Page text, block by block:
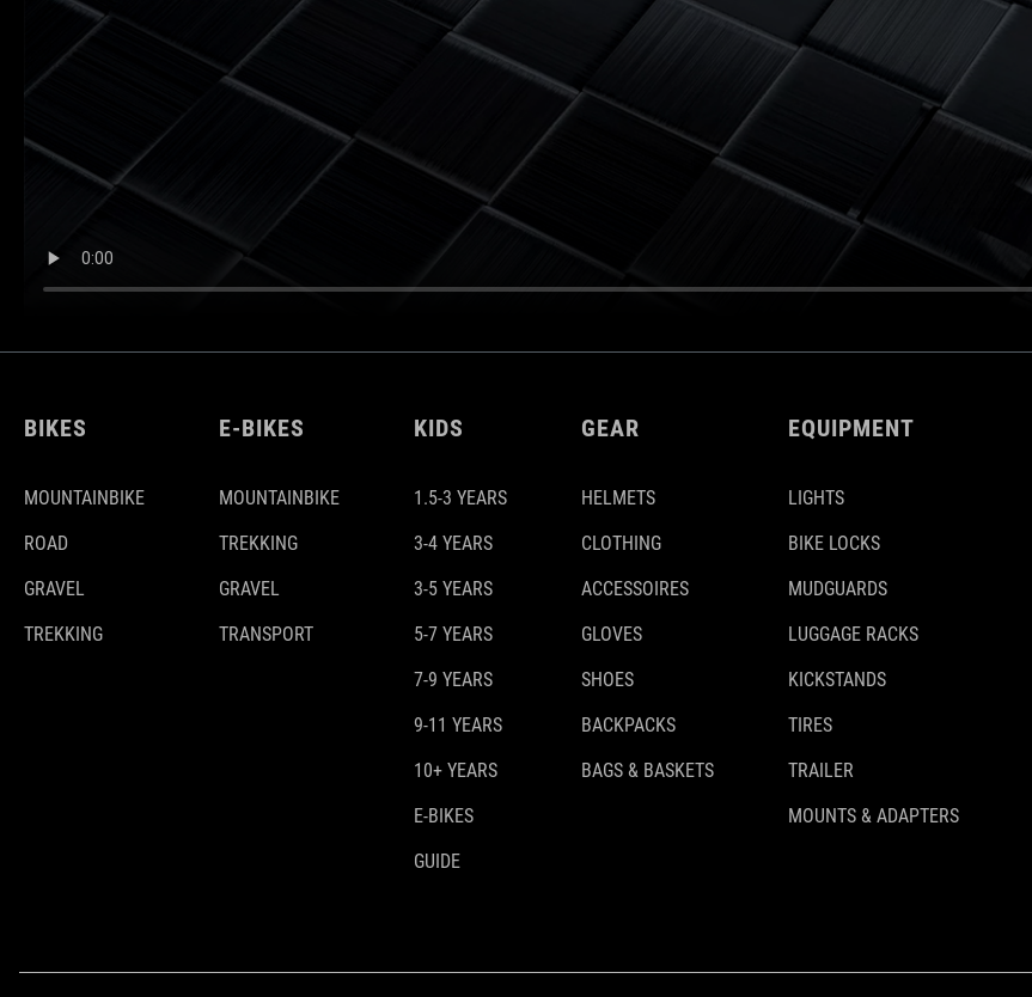
BIKES
MOUNTAINBIKE
ROAD
GRAVEL
TREKKING
E-BIKES
MOUNTAINBIKE
TREKKING
GRAVEL
TRANSPORT
KIDS
1.5-3 YEARS
3-4 YEARS
3-5 YEARS
5-7 YEARS
7-9 YEARS
9-11 YEARS
10+ YEARS
E-BIKES
GUIDE
GEAR
HELMETS
CLOTHING
ACCESSOIRES
GLOVES
SHOES
BACKPACKS
BAGS & BASKETS
EQUIPMENT
LIGHTS
BIKE LOCKS
MUDGUARDS
LUGGAGE RACKS
KICKSTANDS
TIRES
TRAILER
MOUNTS & ADAPTERS